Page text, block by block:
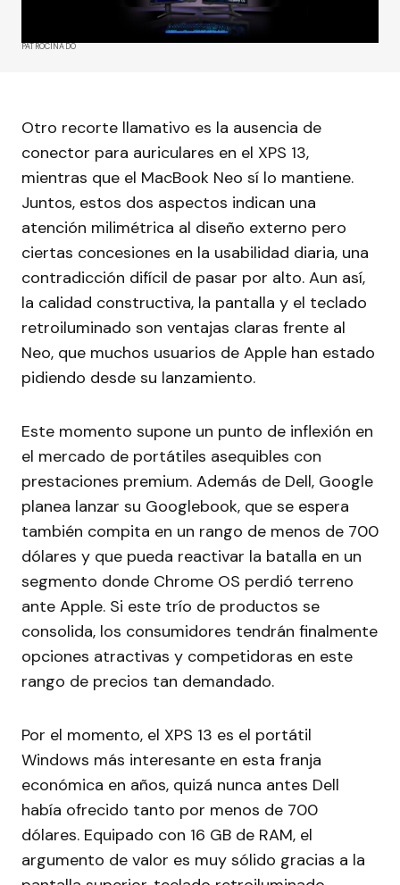
PATROCINADO
Otro recorte llamativo es la ausencia de
conector para auriculares en el XPS 13,
mientras que el MacBook Neo sí lo mantiene.
Juntos, estos dos aspectos indican una
atención milimétrica al diseño externo pero
ciertas concesiones en la usabilidad diaria, una
contradicción difícil de pasar por alto. Aun así,
la calidad constructiva, la pantalla y el teclado
retroiluminado son ventajas claras frente al
Neo, que muchos usuarios de Apple han estado
pidiendo desde su lanzamiento.
Este momento supone un punto de inflexión en
el mercado de portátiles asequibles con
prestaciones premium. Además de Dell, Google
planea lanzar su Googlebook, que se espera
también compita en un rango de menos de 700
dólares y que pueda reactivar la batalla en un
segmento donde Chrome OS perdió terreno
ante Apple. Si este trío de productos se
consolida, los consumidores tendrán finalmente
opciones atractivas y competidoras en este
rango de precios tan demandado.
Por el momento, el XPS 13 es el portátil
Windows más interesante en esta franja
económica en años, quizá nunca antes Dell
había ofrecido tanto por menos de 700
dólares. Equipado con 16 GB de RAM, el
argumento de valor es muy sólido gracias a la